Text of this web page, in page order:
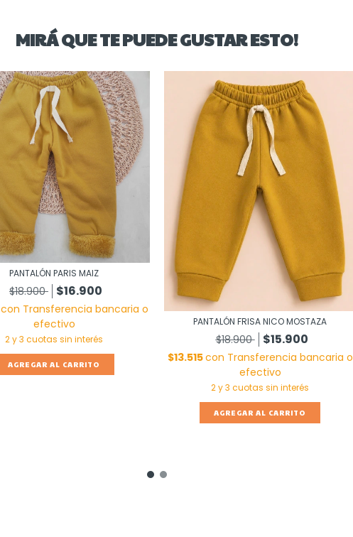
MIRÁ QUE TE PUEDE GUSTAR ESTO!
PANTALÓN PARIS MAIZ
$18.900 $16.900
con Transferencia bancaria o
efectivo
AGREGAR AL CARRITO
PANTALÓN FRISA NICO MOSTAZA
$18.900 $15.900
$13.515con Transferencia bancaria o
efectivo
AGREGAR AL CARRITO